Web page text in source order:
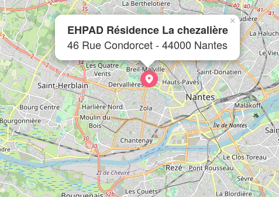
EHPAD Résidence La chezalière
46 Rue Condorcet - 44000 Nantes
×